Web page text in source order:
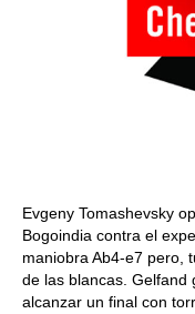
Evgeny Tomashevsky
Bogoindia contra el
maniobra Ab4-e7 pero,
de las blancas. Gelfand
alcanzar un final con